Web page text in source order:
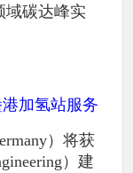
域碳达峰实
加氢站服务
）将获
）建